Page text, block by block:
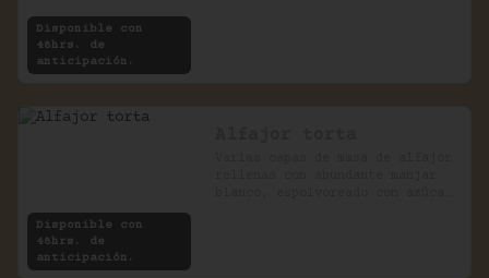
Disponible con
48hrs. de
anticipación.
Disponible con
48hrs. de
anticipación.